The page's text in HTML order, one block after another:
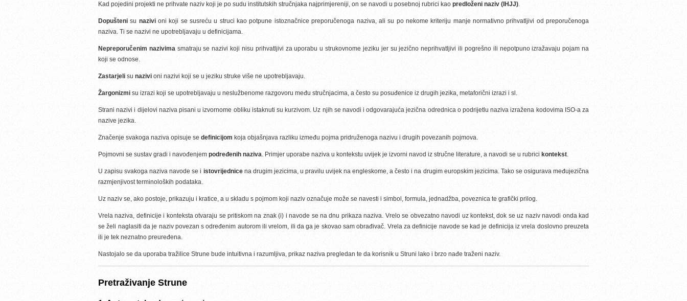
Kad pojedini projekti ne prihvate naziv koji je po sudu institutskih stručnjaka najprimjereniji, on se navodi u posebnoj rubrici kao predloženi naziv (IHJJ).
Dopušteni su nazivioni koji se susreću u struci kao potpune istoznačnice preporučenoga naziva, ali su po nekome kriteriju manje normativno prihvatljivi od preporučenoga
naziva. Ti se nazivi ne upotrebljavaju u definicijama.
Nepreporučenim nazivimasmatraju se nazivi koji nisu prihvatljivi za uporabu u strukovnome jeziku jer su jezično neprihvatljivi ili pogrešno ili nepotpuno izražavaju pojam na
koji se odnose.
Zastarjeli su nazivi oni nazivi koji se u jeziku struke više ne upotrebljavaju.
Žargonizmi su izrazi koji se upotrebljavaju u neslužbenome razgovoru među stručnjacima, a često su posuđenice iz drugih jezika, metaforični izrazi i sl.
Strani nazivi i dijelovi naziva pisani u izvornome obliku istaknuti su kurzivom. Uz njih se navodi i odgovarajuća jezična odrednica o podrijetlu naziva izražena kodovima ISO-a za
nazive jezika.
Značenje svakoga naziva opisuje se definicijom koja objašnjava razliku između pojma pridruženoga nazivu i drugih povezanih pojmova.
Pojmovni se sustav gradi i navođenjem podređenih naziva. Primjer uporabe naziva u kontekstu uvijek je izvorni navod iz stručne literature, a navodi se u rubrici kontekst.
U zapisu svakoga naziva navode se i istovrijednicena drugim jezicima, u pravilu uvijek na engleskome, a često i na drugim europskim jezicima. Tako se osigurava međujezična
razmjenjivost terminoloških podataka.
Uz naziv se, ako postoje, prikazuju i kratice, a u skladu s pojmom koji naziv označuje može se navesti i simbol, formula, jednadžba, poveznica te grafički prilog.
Vrela naziva, definicije i konteksta otvaraju se pritiskom na znak (i) i navode se na dnu prikaza naziva. Vrelo se obvezatno navodi uz kontekst, dok se uz naziv navodi onda kad
se želi naglasiti da je naziv povezan s određenim autorom ili vrelom, ili da ga je skovao sam obrađivač. Vrela za definicije navode se kad je definicija iz vrela doslovno preuzeta
ili je tek neznatno preuređena.
Nastojalo se da uporaba tražilice Strune bude intuitivna i razumljiva, prikaz naziva pregledan te da korisnik u Struni lako i brzo nađe traženi naziv.
Pretraživanje Strune